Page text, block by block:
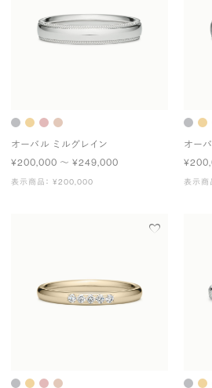
オーバル ミルグレイン
¥200,000 〜 ¥249,000
表示商品： ¥200,000
オー
表示